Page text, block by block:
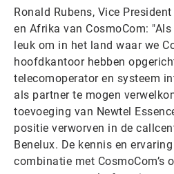
Ronald Rubens, Vice
en Afrika van CosmoCom:
leuk om in het land waar we
hoofdkantoor hebben
telecomoperator en systeem
als partner te mogen
toevoeging van Newtel
positie verworven in de
Benelux. De kennis en
combinatie met CosmoCom’s